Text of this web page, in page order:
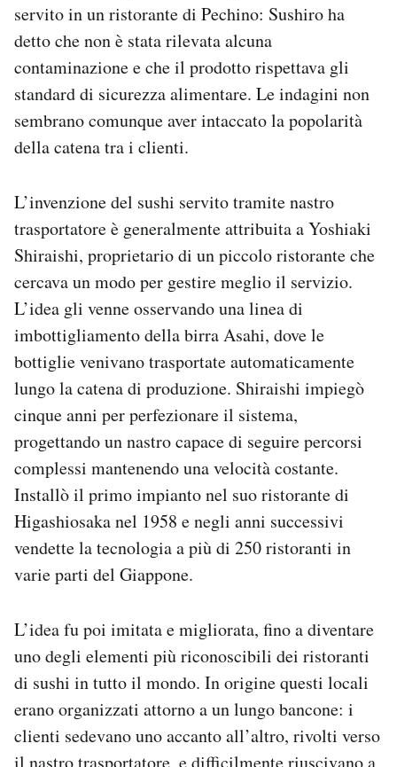
servito in un ristorante di Pechino: Sushiro ha
detto che non è stata rilevata alcuna
contaminazione e che il prodotto rispettava gli
standard di sicurezza alimentare. Le indagini non
sembrano comunque aver intaccato la popolarità
della catena tra i clienti.
L’invenzione del sushi servito tramite nastro
trasportatore è generalmente attribuita a Yoshiaki
Shiraishi, proprietario di un piccolo ristorante che
cercava un modo per gestire meglio il servizio.
L’idea gli venne osservando una linea di
imbottigliamento della birra Asahi, dove le
bottiglie venivano trasportate automaticamente
lungo la catena di produzione. Shiraishi impiegò
cinque anni per perfezionare il sistema,
progettando un nastro capace di seguire percorsi
complessi mantenendo una velocità costante.
Installò il primo impianto nel suo ristorante di
Higashiosaka nel 1958 e negli anni successivi
vendette la tecnologia a più di 250 ristoranti in
varie parti del Giappone.
L’idea fu poi imitata e migliorata, fino a diventare
uno degli elementi più riconoscibili dei ristoranti
di sushi in tutto il mondo. In origine questi locali
erano organizzati attorno a un lungo bancone: i
clienti sedevano uno accanto all’altro, rivolti verso
il nastro trasportatore, e difficilmente riuscivano a